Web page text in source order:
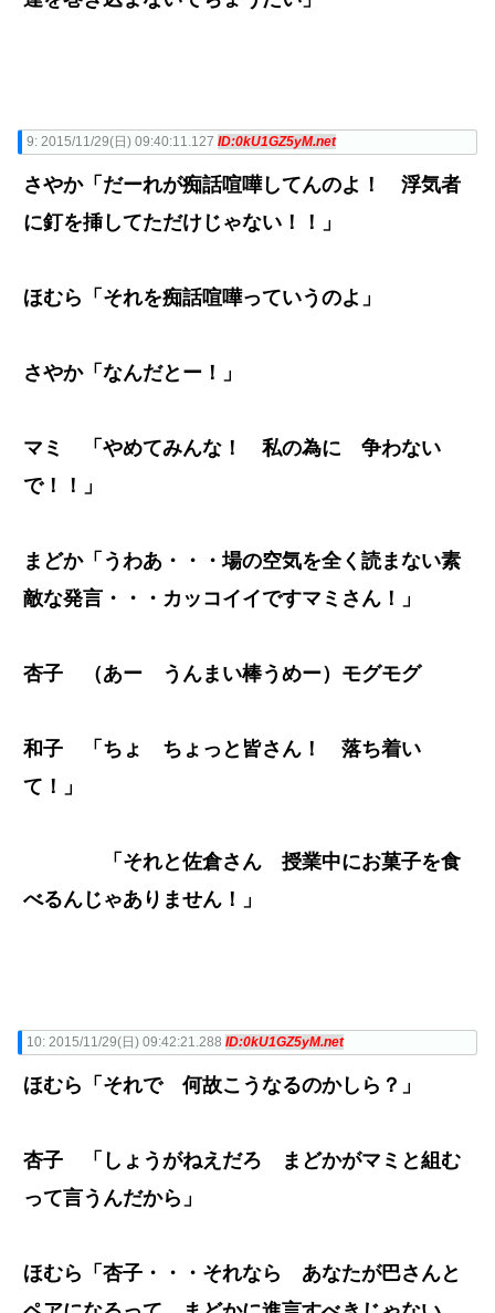
9: 2015/11/29(日) 09:40:11.127 ID:0kU1GZ5yM.net
さやか「だーれが痴話喧嘩してんのよ！ 浮気者
に釘を挿してただけじゃない！！」
ほむら「それを痴話喧嘩っていうのよ」
さやか「なんだとー！」
マミ 「やめてみんな！ 私の為に 争わない
で！！」
まどか「うわあ・・・場の空気を全く読まない素
敵な発言・・・カッコイイですマミさん！」
杏子 （あー うんまい棒うめー）モグモグ
和子 「ちょ ちょっと皆さん！ 落ち着い
て！」
「それと佐倉さん 授業中にお菓子を食
べるんじゃありません！」
10: 2015/11/29(日) 09:42:21.288 ID:0kU1GZ5yM.net
ほむら「それで 何故こうなるのかしら？」
杏子 「しょうがねえだろ まどかがマミと組む
って言うんだから」
ほむら「杏子・・・それなら あなたが巴さんと